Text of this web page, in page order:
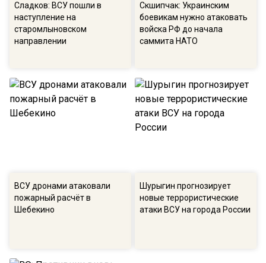
Сладков: ВСУ пошли в
наступление на
старомлыновском
направлении
Скшипчак: Украинским
боевикам нужно атаковать
войска РФ до начала
саммита НАТО
ВСУ дронами атаковали
пожарный расчёт в
Шебекино
Шурыгин прогнозирует
новые террористические
атаки ВСУ на города России